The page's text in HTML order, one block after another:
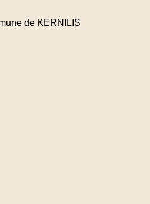
de KERNILIS